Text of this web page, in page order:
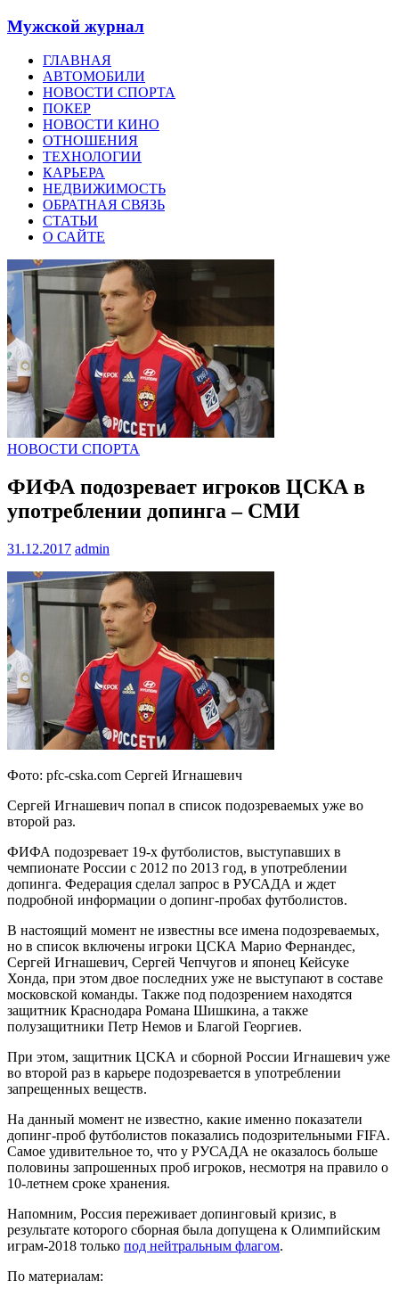
Мужской журнал
ГЛАВНАЯ
АВТОМОБИЛИ
НОВОСТИ СПОРТА
ПОКЕР
НОВОСТИ КИНО
ОТНОШЕНИЯ
ТЕХНОЛОГИИ
КАРЬЕРА
НЕДВИЖИМОСТЬ
ОБРАТНАЯ СВЯЗЬ
СТАТЬИ
О САЙТЕ
НОВОСТИ СПОРТА
ФИФА подозревает игроков ЦСКА в
употреблении допинга – СМИ
31.12.2017 admin
Фото: pfc-cska.com Сергей Игнашевич
Сергей Игнашевич попал в список подозреваемых уже во
второй раз.
ФИФА подозревает 19-х футболистов, выступавших в
чемпионате России с 2012 по 2013 год, в употреблении
допинга. Федерация сделал запрос в РУСАДА и ждет
подробной информации о допинг-пробах футболистов.
В настоящий момент не известны все имена подозреваемых,
но в список включены игроки ЦСКА Марио Фернандес,
Сергей Игнашевич, Сергей Чепчугов и японец Кейсуке
Хонда, при этом двое последних уже не выступают в составе
московской команды. Также под подозрением находятся
защитник Краснодара Романа Шишкина, а также
полузащитники Петр Немов и Благой Георгиев.
При этом, защитник ЦСКА и сборной России Игнашевич уже
во второй раз в карьере подозревается в употреблении
запрещенных веществ.
На данный момент не известно, какие именно показатели
допинг-проб футболистов показались подозрительными FIFA.
Самое удивительное то, что у РУСАДА не оказалось больше
половины запрошенных проб игроков, несмотря на правило о
10-летнем сроке хранения.
Напомним, Россия переживает допинговый кризис, в
результате которого сборная была допущена к Олимпийским
играм-2018 только под нейтральным флагом.
По материалам: